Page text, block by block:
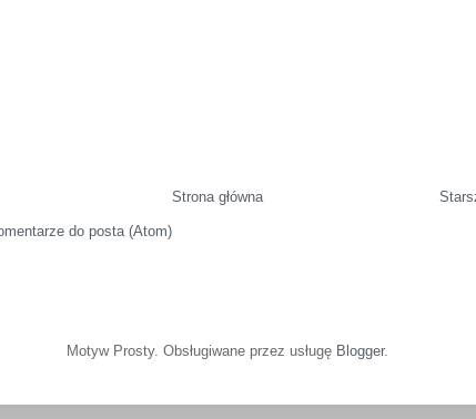
Strona główna
do posta (Atom)
Motyw Prosty. Obsługiwane przez usługę Blogger.